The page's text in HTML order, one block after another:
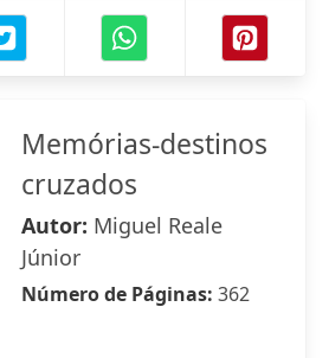
Memórias-destinos
cruzados
Autor: Miguel Reale
Júnior
Número de Páginas: 362